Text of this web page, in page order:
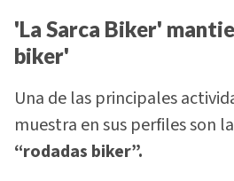
'La Sarca Biker'
biker'
Una de las principales
muestra en sus perfiles son
“rodadas biker”.